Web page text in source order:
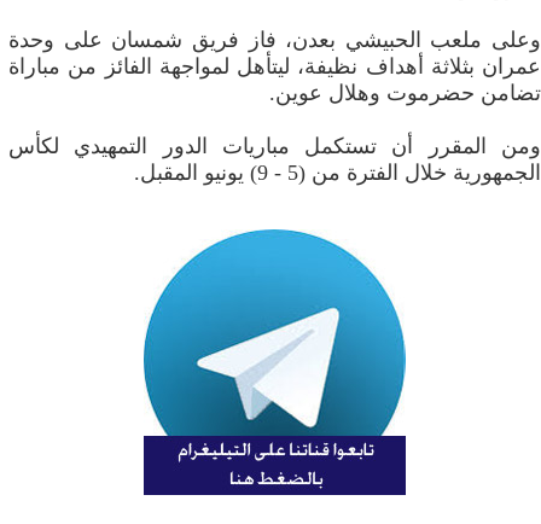
وعلى ملعب الحبيشي بعدن، فاز فريق شمسان على وحدة
عمران بثلاثة أهداف نظيفة، ليتأهل لمواجهة الفائز من مباراة
تضامن حضرموت وهلال عوين.
ومن المقرر أن تستكمل مباريات الدور التمهيدي لكأس
الجمهورية خلال الفترة من (5 - 9) يونيو المقبل.